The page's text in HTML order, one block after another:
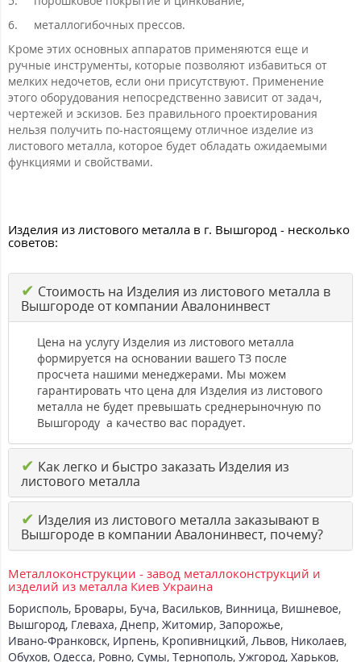
6.
металлогибочных прессов.
Кроме этих основных аппаратов применяются еще и
ручные инструменты, которые позволяют избавиться от
мелких недочетов, если они присутствуют. Применение
этого оборудования непосредственно зависит от задач,
чертежей и эскизов. Без правильного проектирования
нельзя получить по-настоящему отличное изделие из
листового металла, которое будет обладать ожидаемыми
функциями и свойствами.
Изделия из листового металла в г. Вышгород - несколько
советов:
✔ Стоимость на Изделия из листового металла в
Вышгороде от компании Авалонинвест
Цена на услугу Изделия из листового металла
формируется на основании вашего ТЗ после
просчета нашими менеджерами. Мы можем
гарантировать что цена для Изделия из листового
металла не будет превышать среднерыночную по
Вышгороду а качество вас порадует.
✔ Как легко и быстро заказать Изделия из
листового металла
✔ Изделия из листового металла заказывают в
Вышгороде в компании Авалонинвест, почему?
Металлоконструкции - завод металлоконструкций и
изделий из металла Киев Украина
Борисполь, Бровары, Буча, Васильков, Винница, Вишневое,
Вышгород, Глеваха, Днепр, Житомир, Запорожье,
Ивано-Франковск, Ирпень, Кропивницкий, Львов, Николаев,
Обухов, Одесса, Ровно, Сумы, Тернополь, Ужгород, Харьков,